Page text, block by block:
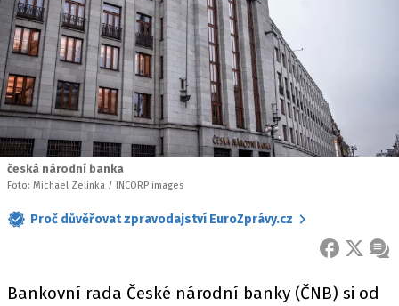
česká národní banka
Foto: Michael Zelinka / INCORP images
Proč důvěřovat zpravodajství EuroZprávy.cz
FACEBOOK
X
Bankovní rada České národní banky (ČNB) si od